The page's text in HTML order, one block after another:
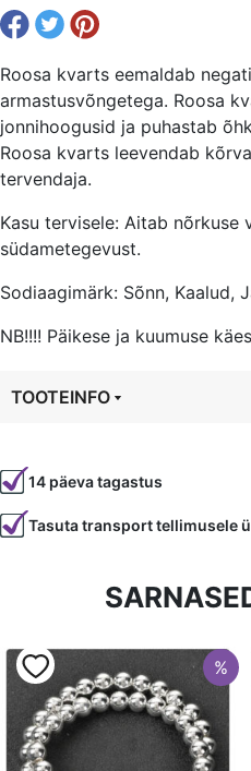
mm,
auk
1.5
kogus
Roosa kvarts eemaldab
armastusvõngetega. Roosa
jonnihoogusid ja puhastab
Roosa kvarts leevendab
tervendaja.
Kasu tervisele: Aitab nõrkuse
südametegevust.
Sodiaagimärk: Sõnn, Kaalud,
NB!!!! Päikese ja kuumuse
TOOTEINFO
Värvus
Roosa
Kuju
toru
Kvarts
14 päeva tagastus
Tasuta transport tellimusele
%